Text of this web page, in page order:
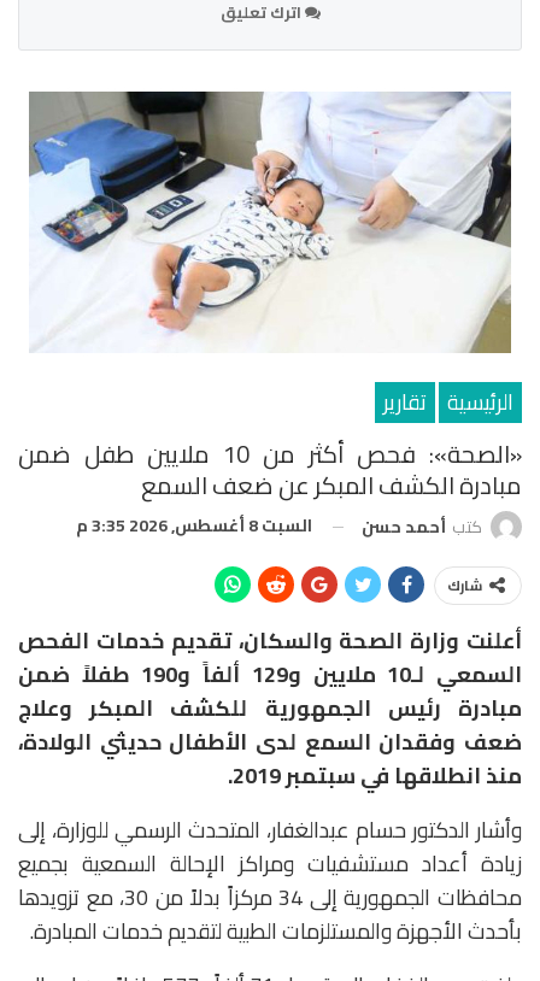
اترك تعليق
الرئيسية تقارير
«الصحة»: فحص أكثر من 10 ملايين طفل ضمن
مبادرة الكشف المبكر عن ضعف السمع
كتب أحمد حسن السبت 8 أغسطس, 2026 3:35 م
شارك
أعلنت وزارة الصحة والسكان، تقديم خدمات الفحص
السمعي لـ10 ملايين و129 ألفاً و190 طفلاً ضمن
مبادرة رئيس الجمهورية للكشف المبكر وعلاج
ضعف وفقدان السمع لدى الأطفال حديثي الولادة،
منذ انطلاقها في سبتمبر 2019.
وأشار الدكتور حسام عبدالغفار، المتحدث الرسمي للوزارة، إلى
زيادة أعداد مستشفيات ومراكز الإحالة السمعية بجميع
محافظات الجمهورية إلى 34 مركزاً بدلاً من 30، مع تزويدها
بأحدث الأجهزة والمستلزمات الطبية لتقديم خدمات المبادرة.